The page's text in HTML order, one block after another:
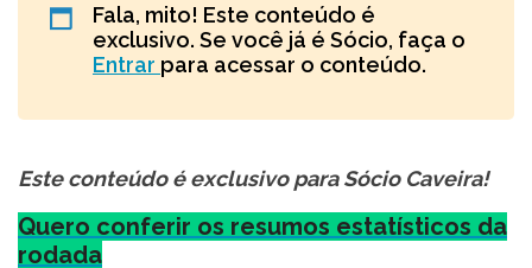
Fala, mito! Este conteúdo é
exclusivo. Se você já é Sócio, faça o
Entrar para acessar o conteúdo.
Este conteúdo é exclusivo para Sócio Caveira!
Quero conferir os resumos estatísticos da
rodada